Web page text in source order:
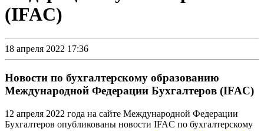
(IFAC)
18 апреля 2022 17:36
Новости по бухгалтерскому образованию
Международной Федерации Бухгалтеров (IFAC)
12 апреля 2022 года на сайте Международной Федерации
Бухгалтеров опубликованы новости IFAC по бухгалтерскому